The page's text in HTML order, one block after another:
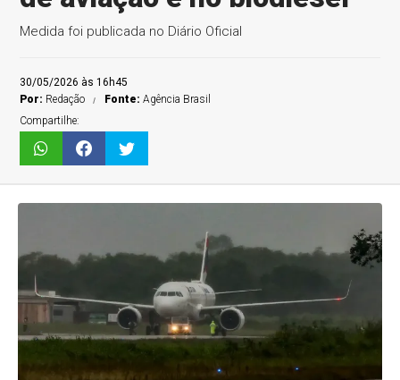
Medida foi publicada no Diário Oficial
30/05/2026 às 16h45
Por: Redação Fonte:Agência Brasil
Compartilhe: